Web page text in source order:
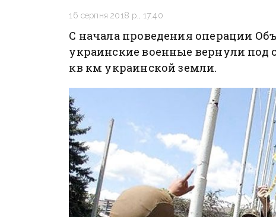
16 серпня 2018 р., 17:40
С начала проведения операции
украинские военные вернули под
кв км украинской земли.